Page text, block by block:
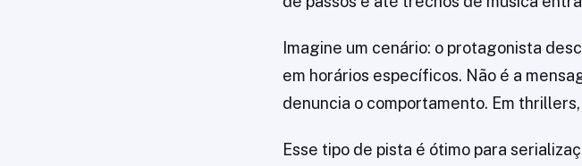
Imagine um cenário: o protagonista
em horários específicos. Não é a
denuncia o comportamento. Em
Esse tipo de pista é ótimo para